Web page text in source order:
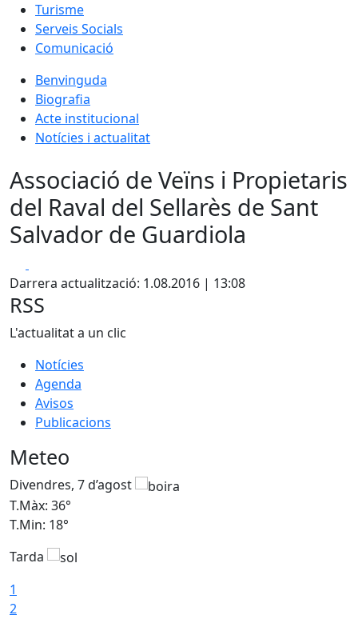
Turisme
Serveis Socials
Comunicació
Benvinguda
Biografia
Acte institucional
Notícies i actualitat
Associació de Veïns i Propietaris
del Raval del Sellarès de Sant
Salvador de Guardiola
Darrera actualització: 1.08.2016 | 13:08
RSS
L'actualitat a un clic
Notícies
Agenda
Avisos
Publicacions
Meteo
Divendres, 7 d’agost
T.Màx: 36°
T.Min: 18°
Tarda
1
2